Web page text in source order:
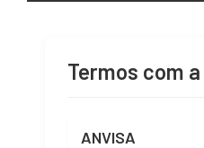
Termos com
ANVISA